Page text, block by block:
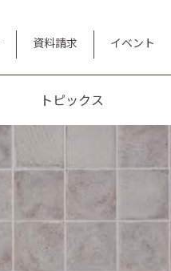
資料請求 イベント
トピックス